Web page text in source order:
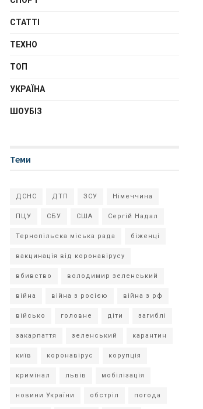
СТАТТІ
ТЕХНО
ТОП
УКРАЇНА
ШОУБІЗ
Теми
ДСНС ДТП ЗСУ Німеччина
ПЦУ СБУ США Сергій Надал
Тернопільска міська рада біженці
вакцинація від коронавірусу
вбивство володимир зеленський
війна війна з росією війна з рф
військо головне діти загиблі
закарпаття зеленський карантин
київ коронавірус корупція
кримінал львів мобілізація
новини України обстріл погода